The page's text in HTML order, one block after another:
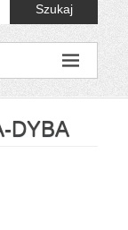
Szukaj
DYBA